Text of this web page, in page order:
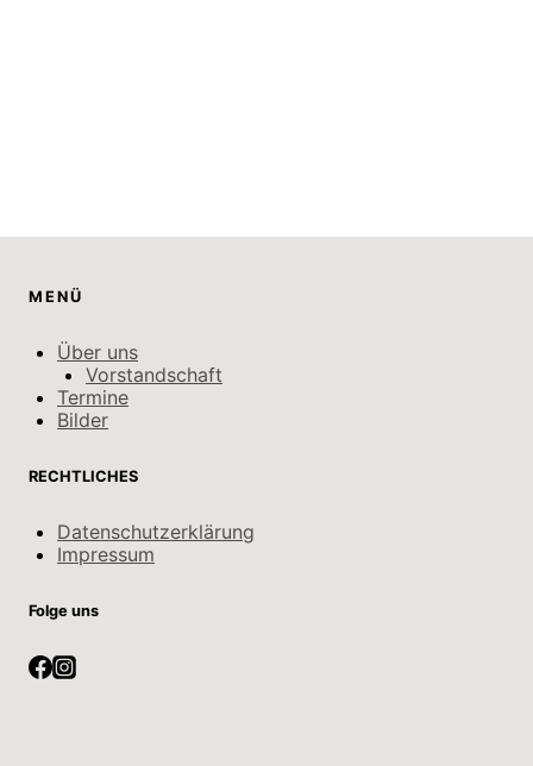
MENÜ
Über uns
Vorstandschaft
Termine
Bilder
RECHTLICHES
Datenschutzerklärung
Impressum
Folge uns